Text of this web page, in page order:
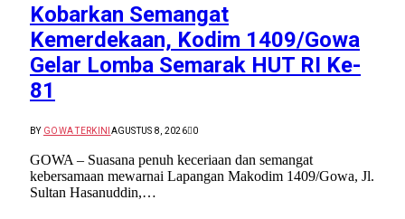
Kobarkan Semangat
Kemerdekaan, Kodim 1409/Gowa
Gelar Lomba Semarak HUT RI Ke-
81
BY GOWA TERKINI AGUSTUS 8, 2026 0
GOWA – Suasana penuh keceriaan dan semangat
kebersamaan mewarnai Lapangan Makodim 1409/Gowa, Jl.
Sultan Hasanuddin,…